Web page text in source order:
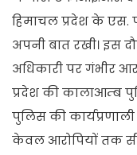
हिमाचल प्रदेश के एस.
अपनी बात रखी। इस
अधिकारी पर गंभीर
प्रदेश की कालाआम्ब
पुलिस की
केवल आरोपियों तक